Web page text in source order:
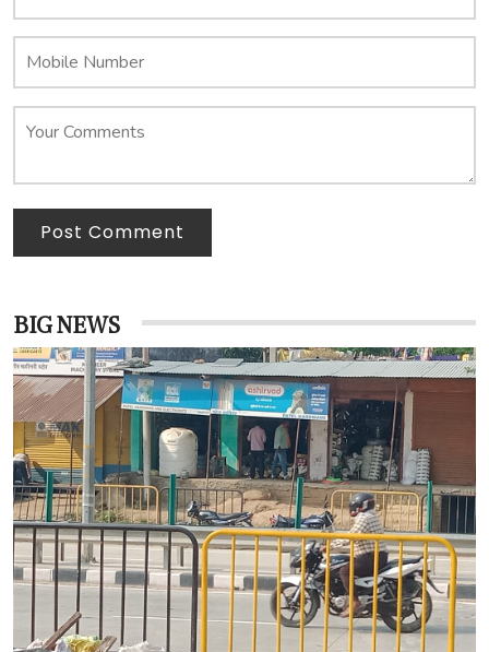
Post Comment
BIG NEWS